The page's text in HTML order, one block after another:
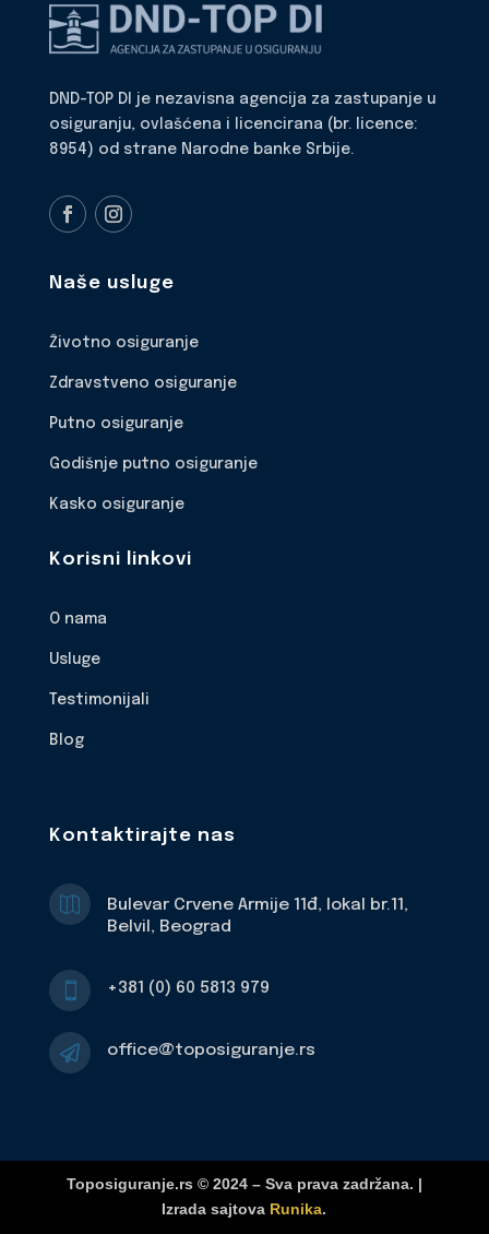
DND-TOP DI je nezavisna agencija za zastupanje u
osiguranju, ovlašćena i licencirana (br. licence:
8954) od strane Narodne banke Srbije.
Naše usluge
Životno osiguranje
Zdravstveno osiguranje
Putno osiguranje
Godišnje putno osiguranje
Kasko osiguranje
Korisni linkovi
O nama
Usluge
Testimonijali
Blog
Kontaktirajte nas

Bulevar Crvene Armije 11đ, lokal br.11,
Belvil, Beograd
 +381 (0) 60 5813 979
 office@toposiguranje.rs
Toposiguranje.rs © 2024 – Sva prava zadržana. |
Izrada sajtova Runika.